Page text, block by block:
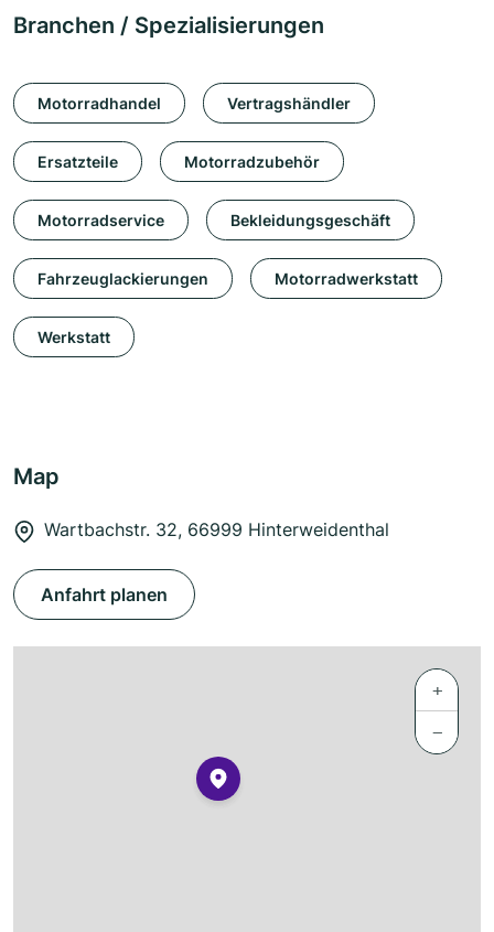
Branchen / Spezialisierungen
Motorradhandel Vertragshändler
Ersatzteile Motorradzubehör
Motorradservice Bekleidungsgeschäft
Fahrzeuglackierungen Motorradwerkstatt
Werkstatt
Map
Wartbachstr. 32, 66999 Hinterweidenthal
Anfahrt planen
+
−